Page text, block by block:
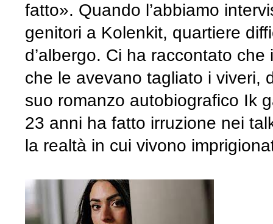
fatto». Quando l’abbiamo
genitori a Kolenkit, quartiere
d’albergo. Ci ha raccontato
che le avevano tagliato i viveri,
suo romanzo autobiografico Ik
23 anni ha fatto irruzione nei
la realtà in cui vivono